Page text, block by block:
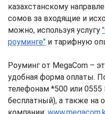
казахстанскому
сомов за входящие и
можно, используя услугу
роуминге" и тарифную
Роуминг от MegaCom –
удобная форма оплаты.
телефонам *500 или 0555
бесплатный), а также на
компании: